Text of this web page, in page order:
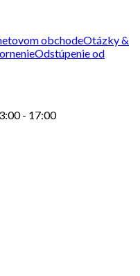
obchodeOtázky &
Odstúpenie od
- 17:00